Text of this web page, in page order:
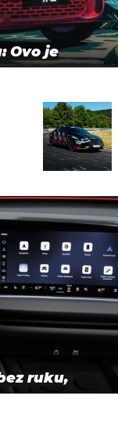
Ovo je
ruku,